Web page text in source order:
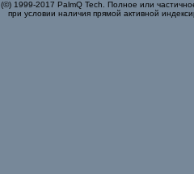
(©) 1999-2017 PalmQ Tech. Полное или
при условии наличия прямой активной